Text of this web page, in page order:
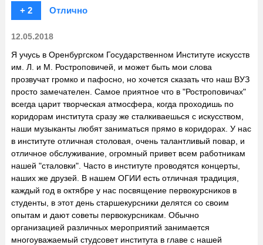
+ 2
Отлично
12.05.2018
Я учусь в Оренбургском Государственном Институте искусств
им. Л. и М. Ростроповичей, и может быть мои слова
прозвучат громко и пафосно, но хочется сказать что наш ВУЗ
просто замечателен. Самое приятное что в "Ростроповичах"
всегда царит творческая атмосфера, когда проходишь по
коридорам института сразу же сталкиваешься с искусством,
наши музыканты любят заниматься прямо в коридорах. У нас
в институте отличная столовая, очень талантливый повар, и
отличное обслуживание, огромный привет всем работникам
нашей "сталовки". Часто в институте проводятся концерты,
наших же друзей. В нашем ОГИИ есть отличная традиция,
каждый год в октябре у нас посвящение первокурсников в
студенты, в этот день старшекурсники делятся со своим
опытам и дают советы первокурсникам. Обычно
организацией различных мероприятий занимается
многоуважаемый студсовет института в главе с нашей